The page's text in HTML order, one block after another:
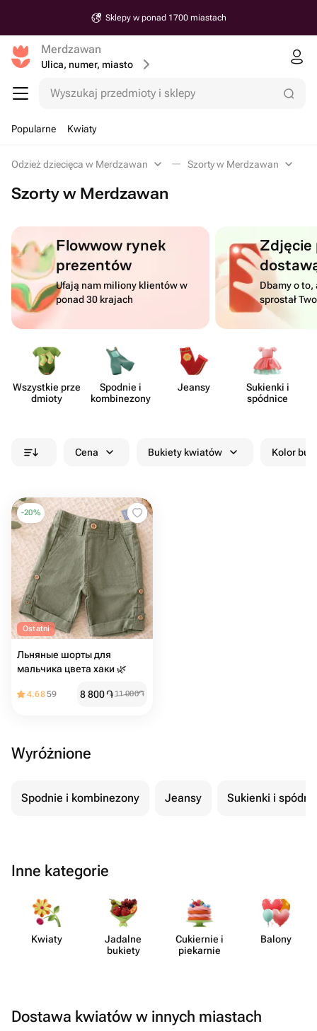
Sklepy w ponad 1700 miastach
Merdzawan
Ulica, numer, miasto
Wyszukaj przedmioty i sklepy
Popularne Kwiaty
Odzież dziecięca w Merdzawan Szorty w Merdzawan
Szorty w Merdzawan
Flowwow rynek
prezentów
Ufają nam miliony klientów w
ponad 30 krajach
Dbamy o to,
sprostał
Wszystkie prze​
dmioty
Spodnie i
kombi​nezony
Jeansy
Sukienki i
spódnice
Cena Bukiety kwiatów Kolor
-20%
Ostatni
Льняные шорты для
мальчика цвета хаки 🌿
4.6859 8 800֏11 000֏
Wyróżnione
Spodnie i kombinezony Jeansy Sukienki i
Inne kategorie
Kwiaty
Jadalne
bukiety
Cukiernie i
piekarnie
Balony
Dostawa kwiatów w innych miastach